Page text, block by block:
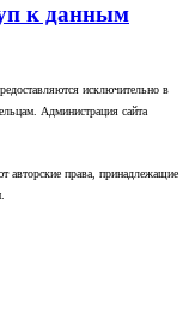
к данным
исключительно в
Администрация сайта
авторские права, принадлежащие